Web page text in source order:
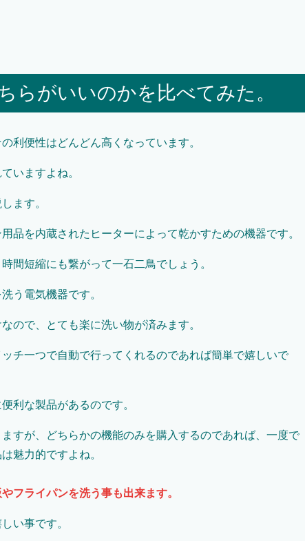
らがいいのかを比べてみた。
利便性はどんどん高くなっています。
いますよね。
ます。
品を内蔵されたヒーターによって乾かすための機器です。
間短縮にも繋がって一石二鳥でしょう。
う電気機器です。
ので、とても楽に洗い物が済みます。
チ一つで自動で行ってくれるのであれば簡単で嬉しいで
利な製品があるのです。
すが、どちらかの機能のみを購入するのであれば、一度で
魅力的ですよね。
フライパンを洗う事も出来ます。
い事です。